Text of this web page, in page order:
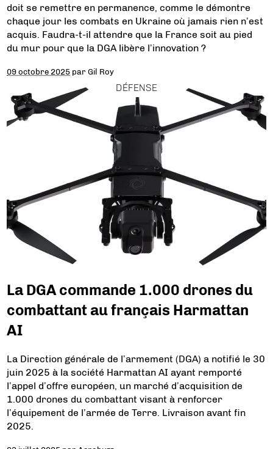
doit se remettre en permanence, comme le démontre
chaque jour les combats en Ukraine où jamais rien n’est
acquis. Faudra-t-il attendre que la France soit au pied
du mur pour que la DGA libère l’innovation ?
09 octobre 2025 parGil Roy
DÉFENSE
La DGA commande 1.000 drones du
combattant au français Harmattan
AI
La Direction générale de l’armement (DGA) a notifié le 30
juin 2025 à la société Harmattan AI ayant remporté
l’appel d’offre européen, un marché d’acquisition de
1.000 drones du combattant visant à renforcer
l’équipement de l’armée de Terre. Livraison avant fin
2025.